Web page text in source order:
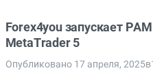
Forex4you запускает
MetaTrader 5
Опубликовано 17 апреля,